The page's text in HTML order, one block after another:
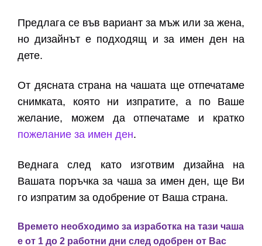
Предлага се във вариант за мъж или за жена,
но дизайнът е подходящ и за имен ден на
дете.
От дясната страна на чашата ще отпечатаме
снимката, която ни изпратите, а по Ваше
желание, можем да отпечатаме и кратко
пожелание за имен ден.
Веднага след като изготвим дизайна на
Вашата поръчка за чаша за имен ден, ще Ви
го изпратим за одобрение от Ваша страна.
Времето необходимо за изработка на тази чаша
е от 1 до 2 работни дни след одобрен от Вас